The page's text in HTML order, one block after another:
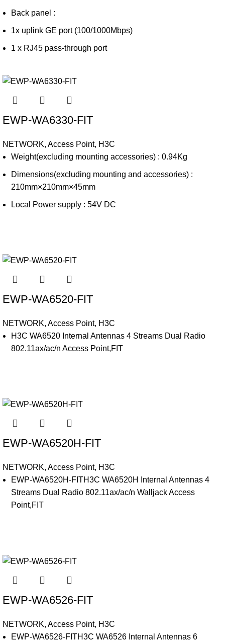
Back panel :
1x uplink GE port (100/1000Mbps)
1 x RJ45 pass-through port
EWP-WA6330-FIT
NETWORK, Access Point, H3C
Weight(excluding mounting accessories) : 0.94Kg
Dimensions(excluding mounting and accessories) :
210mm×210mm×45mm
Local Power supply : 54V DC
EWP-WA6520-FIT
NETWORK, Access Point, H3C
H3C WA6520 Internal Antennas 4 Streams Dual Radio
802.11ax/ac/n Access Point,FIT
EWP-WA6520H-FIT
NETWORK, Access Point, H3C
EWP-WA6520H-FITH3C WA6520H Internal Antennas 4
Streams Dual Radio 802.11ax/ac/n Walljack Access
Point,FIT
EWP-WA6526-FIT
NETWORK, Access Point, H3C
EWP-WA6526-FITH3C WA6526 Internal Antennas 6